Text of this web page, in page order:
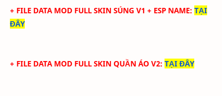
+ FILE DATA MOD FULL SKIN SÚNG V1 + ESP NAME: TẠI
ĐÂY
+ FILE DATA MOD FULL SKIN QUẦN ÁO V2: TẠI ĐÂY